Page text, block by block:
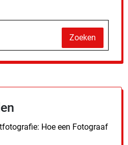
Zoeken
Hoe een Fotograaf